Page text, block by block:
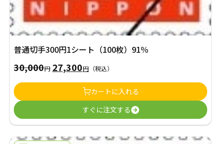
普通切手300円1シート（100枚）91％
30,000円 元
の
27,300円 現
在
の
価
（税込）
カートに入れる
すぐに注文する